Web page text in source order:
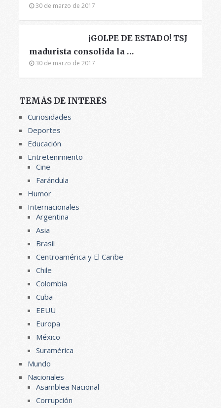
30 de marzo de 2017
¡GOLPE DE ESTADO! TSJ
madurista consolida la …
30 de marzo de 2017
TEMÁS DE INTERÉS
Curiosidades
Deportes
Educación
Entretenimiento
Cine
Farándula
Humor
Internacionales
Argentina
Asia
Brasil
Centroamérica y El Caribe
Chile
Colombia
Cuba
EEUU
Europa
México
Suramérica
Mundo
Nacionales
Asamblea Nacional
Corrupción